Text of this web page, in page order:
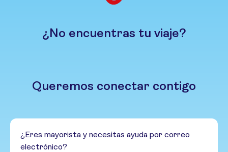
¿No encuentras tu viaje?
Queremos conectar contigo
¿Eres mayorista y necesitas ayuda por correo
electrónico?